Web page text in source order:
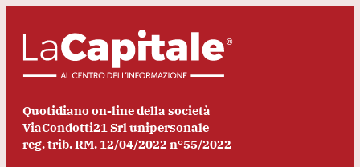
Quotidiano on-line della società
ViaCondotti21 Srl unipersonale
reg. trib. RM. 12/04/2022 n°55/2022